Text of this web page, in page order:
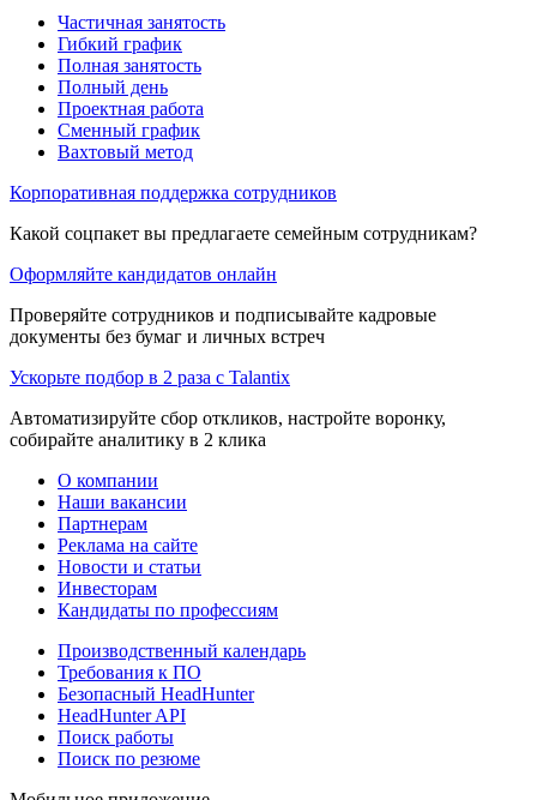
Частичная занятость
Гибкий график
Полная занятость
Полный день
Проектная работа
Сменный график
Вахтовый метод
Корпоративная поддержка сотрудников
Какой соцпакет вы предлагаете семейным сотрудникам?
Оформляйте кандидатов онлайн
Проверяйте сотрудников и подписывайте кадровые
документы без бумаг и личных встреч
Ускорьте подбор в 2 раза с Talantix
Автоматизируйте сбор откликов, настройте воронку,
собирайте аналитику в 2 клика
О компании
Наши вакансии
Партнерам
Реклама на сайте
Новости и статьи
Инвесторам
Кандидаты по профессиям
Производственный календарь
Требования к ПО
Безопасный HeadHunter
HeadHunter API
Поиск работы
Поиск по резюме